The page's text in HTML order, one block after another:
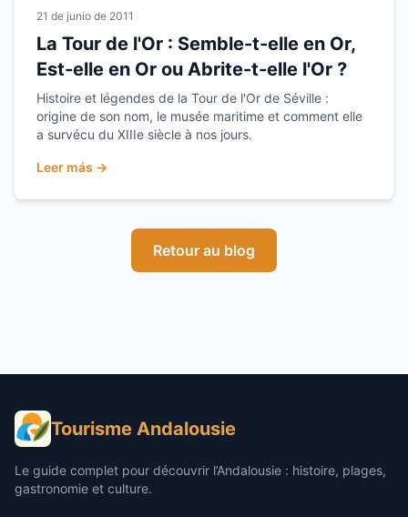
21 de junio de 2011
La Tour de l'Or : Semble-t-elle en Or,
Est-elle en Or ou Abrite-t-elle l'Or ?
Histoire et légendes de la Tour de l'Or de Séville :
origine de son nom, le musée maritime et comment elle
a survécu du XIIIe siècle à nos jours.
Leer más →
Retour au blog
Tourisme Andalousie
Le guide complet pour découvrir l’Andalousie : histoire, plages,
gastronomie et culture.